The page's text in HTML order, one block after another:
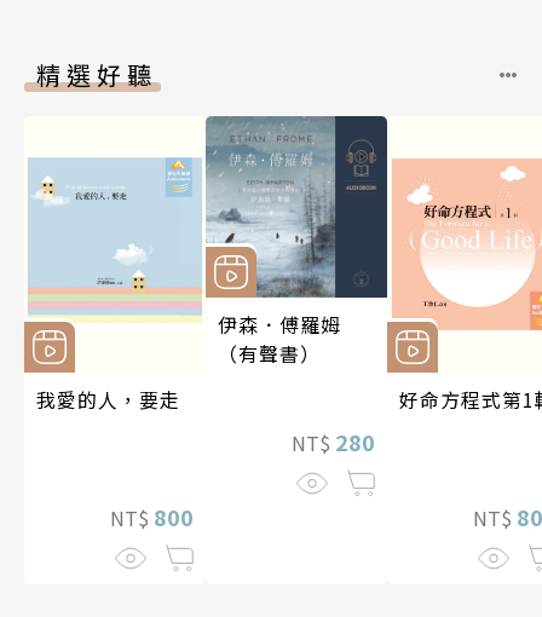
精選好聽
我愛的人，要走
NT$ 800
伊森．傅羅姆
（有聲書）
NT$ 280
好命方程式第1
NT$